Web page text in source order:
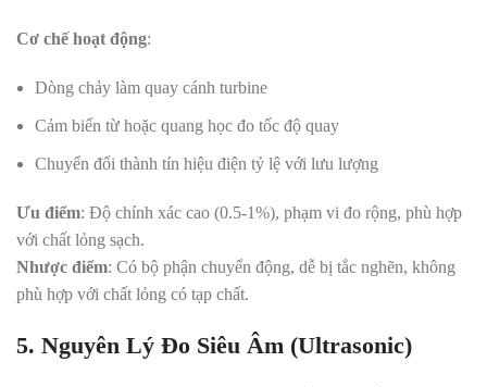
Cơ chế hoạt động:
Dòng chảy làm quay cánh turbine
Cảm biến từ hoặc quang học đo tốc độ quay
Chuyển đổi thành tín hiệu điện tỷ lệ với lưu lượng
Ưu điểm: Độ chính xác cao (0.5-1%), phạm vi đo rộng, phù hợp
với chất lỏng sạch.
Nhược điểm: Có bộ phận chuyển động, dễ bị tắc nghẽn, không
phù hợp với chất lỏng có tạp chất.
5. Nguyên Lý Đo Siêu Âm (Ultrasonic)